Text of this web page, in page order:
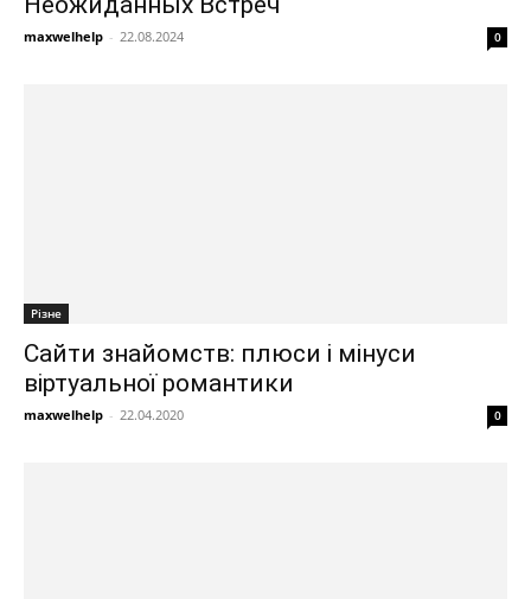
maxwelhelp - 22.08.2024 0
Різне
Сайти знайомств: плюси і мінуси
віртуальної романтики
maxwelhelp - 22.04.2020 0